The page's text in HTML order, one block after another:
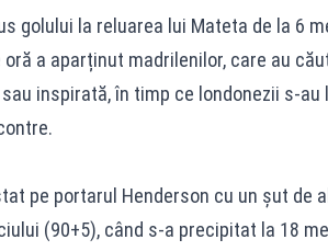
golului la reluarea lui Mateta de la 6
a aparținut madrilenilor, care au
inspirată, în timp ce londonezii s-
pe portarul Henderson cu un șut de
(90+5), când s-a precipitat la 18